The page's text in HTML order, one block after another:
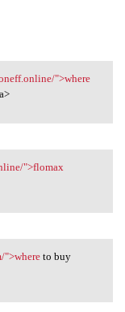
">where
">flomax
"
to buy